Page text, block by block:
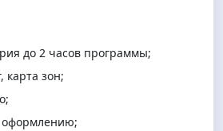
до 2 часов программы;
карта зон;
оформлению;